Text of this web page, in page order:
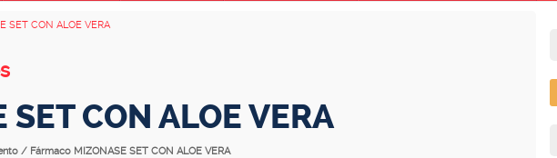
SET CON ALOE VERA
SET CON ALOE VERA
/ Fármaco MIZONASE SET CON ALOE VERA